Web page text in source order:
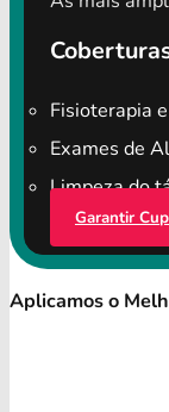
Fisioterapia
Exames de
Limpeza do
Garantir
Aplicamos o